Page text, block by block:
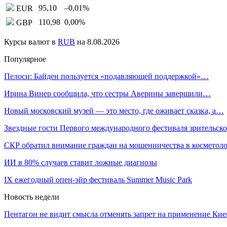
EUR
95,10 –0,01%
GBP
110,98 0,00%
Курсы валют в RUB на 8.08.2026
Популярное
Пелоси: Байден пользуется «подавляющей поддержкой»…
Ирина Винер сообщила, что сестры Аверины завершили…
Новый московский музей — это место, где оживает сказка, а…
Звездные гости Первого международного фестиваля
СКР обратил внимание граждан на мошенничества в
ИИ в 80% случаев ставит ложные диагнозы
IX ежегодный опен-эйр фестиваль Summer Music Park
Новость недели
Пентагон не видит смысла отменять запрет на применение